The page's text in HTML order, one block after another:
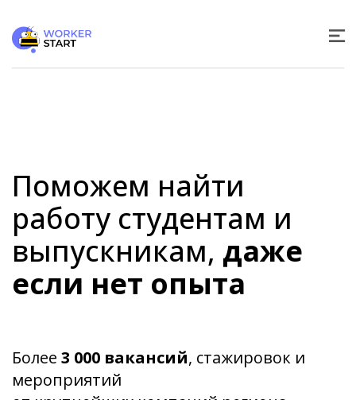
Поможем найти
работу студентам и
выпускникам, даже
если нет опыта
Более 3 000 вакансий, стажировок и
мероприятий